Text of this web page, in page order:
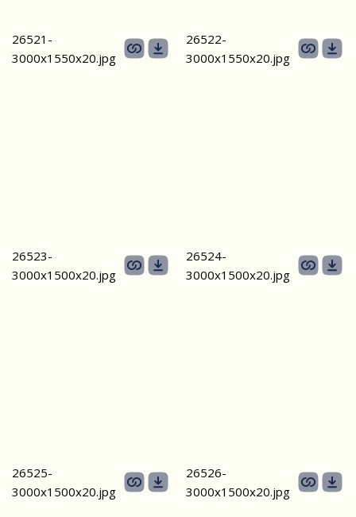
26521-
3000х1550х20.jpg
26522-
3000х1550х20.jpg
26523-
3000х1500х20.jpg
26524-
3000х1500х20.jpg
26525-
3000х1500х20.jpg
26526-
3000х1500х20.jpg